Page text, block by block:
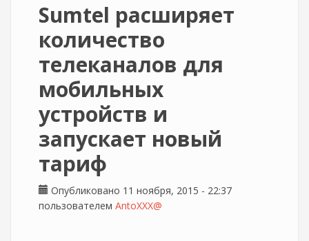
Sumtel расширяет
количество
телеканалов для
мобильных
устройств и
запускает новый
тариф
Опубликовано 11 ноября, 2015 - 22:37
пользователем AntoXXX@